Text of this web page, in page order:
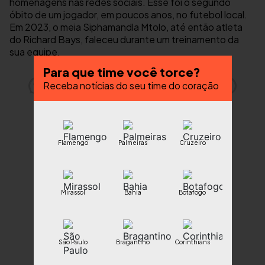
óbito de um jogador, em poucos anos, no futebol local.
Em 2023, o meia Siphamandla Mtolo, até então atleta
do Richard Bays, faleceu durante um treinamento da
sua equipe.
Para que time você torce?
Receba notícias do seu time do coração
Flamengo Palmeiras Cruzeiro
Mirassol Bahia Botafogo
São Paulo Bragantino Corinthians